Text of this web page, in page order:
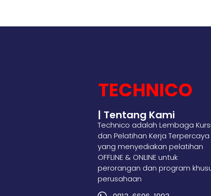
| Tentang Kami
Technico adalah Lembaga
dan Pelatihan Kerja Terpercaya
yang menyediakan pelatihan
OFFLINE & ONLINE untuk
perorangan dan program
perusahaan